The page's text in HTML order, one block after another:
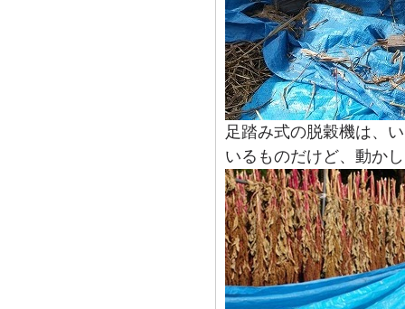
足踏み式の脱穀機は、
いるものだけど、動か